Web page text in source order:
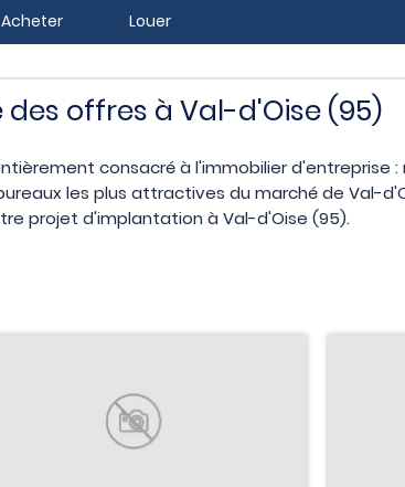
Acheter Louer
des offres à Val-d'Oise (95)
consacré à l'immobilier d'entreprise
les plus attractives du marché de Val-
projet d'implantation à Val-d'Oise (95).